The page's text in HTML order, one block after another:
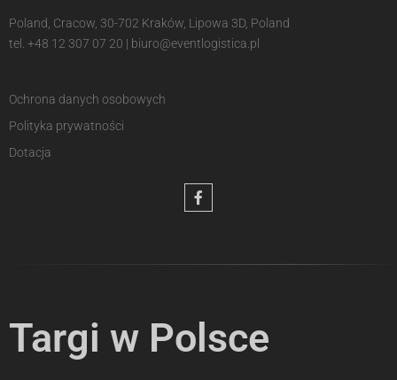
Poland, Cracow, 30-702 Kraków, Lipowa 3D, Poland
tel. +48 12 307 07 20 | biuro@eventlogistica.pl
Ochrona danych osobowych
Polityka prywatności
Dotacja
Targi w Polsce